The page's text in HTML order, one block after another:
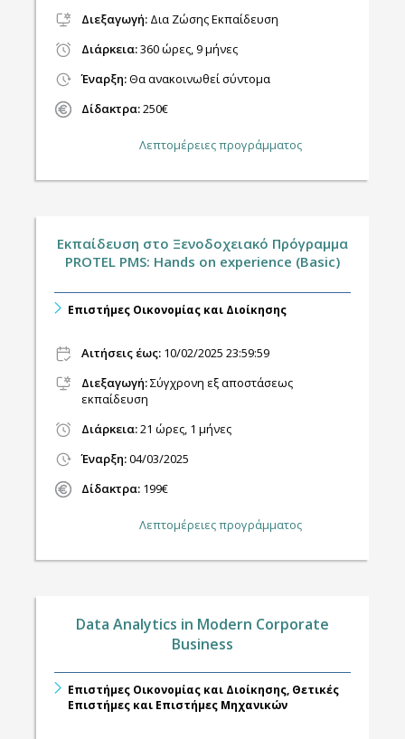
Διεξαγωγή: Δια Ζώσης Εκπαίδευση
Διάρκεια:360 ώρες, 9 μήνες
Έναρξη:Θα ανακοινωθεί σύντομα
Δίδακτρα:250€
Λεπτομέρειες προγράμματος
Εκπαίδευση στο Ξενοδοχειακό Πρόγραμμα
PROTEL PMS: Hands on experience (Basic)
Επιστήμες Οικονομίας και Διοίκησης
Αιτήσεις έως: 10/02/2025 23:59:59
Διεξαγωγή:Σύγχρονη εξ αποστάσεως
εκπαίδευση
Διάρκεια:21 ώρες, 1 μήνες
Έναρξη:04/03/2025
Δίδακτρα: 199€
Λεπτομέρειες προγράμματος
Data Analytics in Modern Corporate
Business
Επιστήμες Οικονομίας και Διοίκησης, Θετικές
Επιστήμες και Επιστήμες Μηχανικών